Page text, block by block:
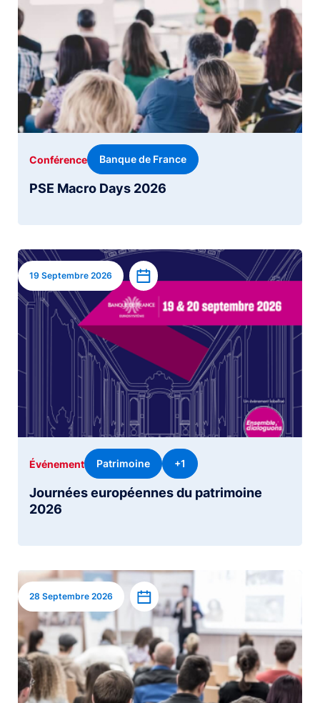
PSE Macro Days 2026
Conférence Banque de France
Image
19 Septembre 2026 Ajouter à l’agenda
Journées européennes du patrimoine
2026
Événement Patrimoine +1
Image
28 Septembre 2026 Ajouter à l’agenda